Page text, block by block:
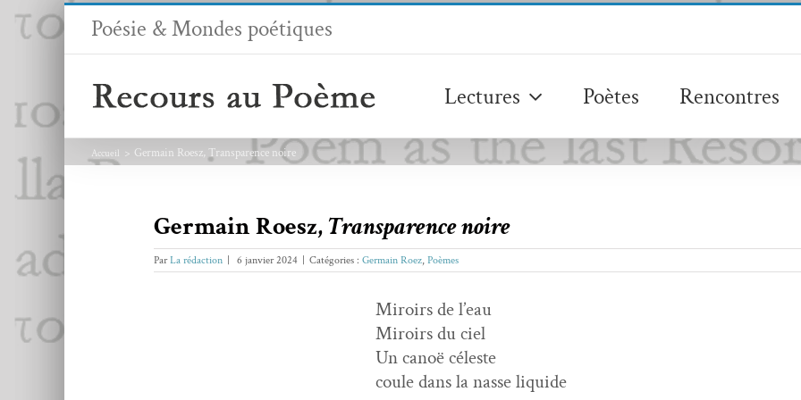
Passer
Poésie & Mondes poétiques
Lectures Poètes Rencontres
Accueil Germain Roesz, Transparence noire
Germain Roesz,Transparence noire
ParLa rédaction 6 janvier 2024 Catégories : Germain Roez, Poèmes
Miroirs de l’eau
Miroirs du ciel
Un canoë céleste
coule dans la nasse liquide